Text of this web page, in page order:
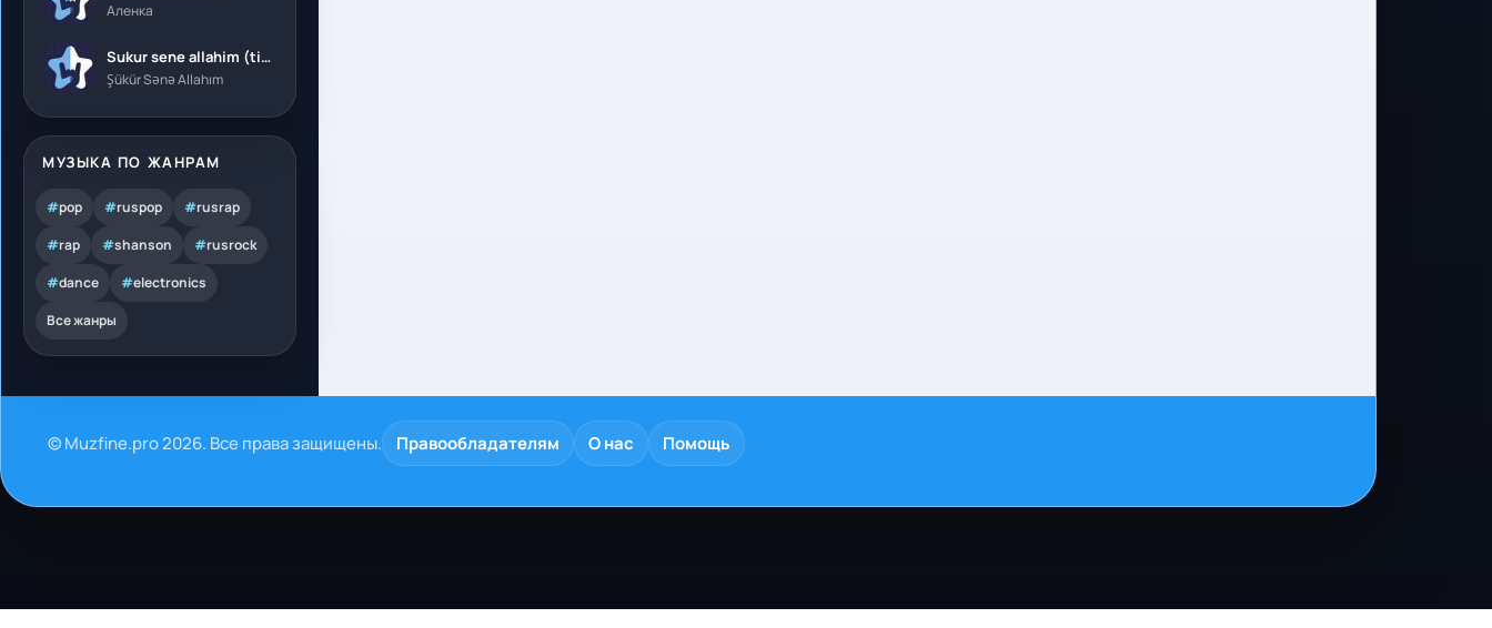
Аленка
Sukur sene allahim (tik tok)
Şükür Sənə Allahım
МУЗЫКА ПО ЖАНРАМ
#pop #ruspop #rusrap
#rap #shanson #rusrock
#dance #electronics
Все жанры
© Muzfine.pro 2026. Все права защищены. Правообладателям О нас Помощь